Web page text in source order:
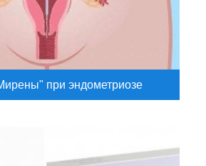
при эндометриозе